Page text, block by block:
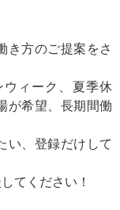
き方のご提案をさ
ィーク、夏季休
が希望、長期間働
い、登録だけして
てください！